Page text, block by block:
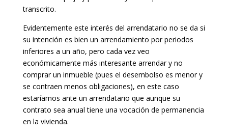
transcrito.
Evidentemente este interés del arrendatario no se da si
su intención es bien un arrendamiento por periodos
inferiores a un año, pero cada vez veo
económicamente más interesante arrendar y no
comprar un inmueble (pues el desembolso es menor y
se contraen menos obligaciones), en este caso
estaríamos ante un arrendatario que aunque su
contrato sea anual tiene una vocación de permanencia
en la vivienda.